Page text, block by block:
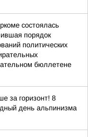
состоялась
порядок
политических
бюллетене
за горизонт! 8
день альпинизма